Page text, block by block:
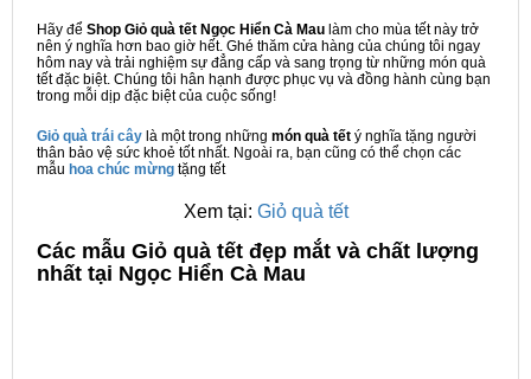
Hãy để Shop Giỏ quà tết Ngọc Hiển Cà Mau làm cho mùa tết này trở
nên ý nghĩa hơn bao giờ hết. Ghé thăm cửa hàng của chúng tôi ngay
hôm nay và trải nghiệm sự đẳng cấp và sang trọng từ những món quà
tết đặc biệt. Chúng tôi hân hạnh được phục vụ và đồng hành cùng bạn
trong mỗi dịp đặc biệt của cuộc sống!
Giỏ quà trái cây là một trong những món quà tết ý nghĩa tặng người
thân bảo vệ sức khoẻ tốt nhất. Ngoài ra, bạn cũng có thể chọn các
mẫu hoa chúc mừng tặng tết
Xem tại: Giỏ quà tết
Các mẫu Giỏ quà tết đẹp mắt và chất lượng
nhất tại Ngọc Hiển Cà Mau